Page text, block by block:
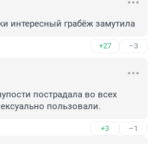
интересный грабёж замутила
+27 –3
пострадала во всех
пользовали.
+3 –1